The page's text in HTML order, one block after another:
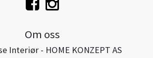
Om oss
Interiør - HOME KONZEPT AS